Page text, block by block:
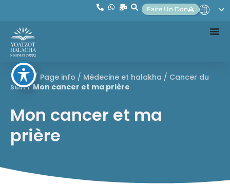
Faire Un Don
Home / Page info / Médecine et halakha / Cancer du
sein/Mon cancer et ma prière
Mon cancer et ma
prière